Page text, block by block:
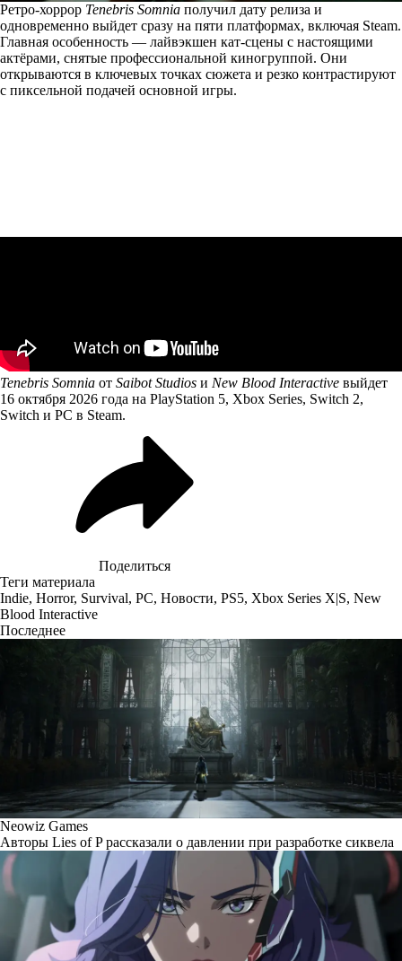
Ретро-хоррор Tenebris Somnia получил дату релиза и
одновременно выйдет сразу на пяти платформах, включая Steam.
Главная особенность — лайвэкшен кат-сцены с настоящими
актёрами, снятые профессиональной киногруппой. Они
открываются в ключевых точках сюжета и резко контрастируют
с пиксельной подачей основной игры.
Tenebris Somnia от Saibot Studios и New Blood Interactive выйдет
16 октября 2026 года на PlayStation 5, Xbox Series, Switch 2,
Switch и PC в Steam.
Поделиться
Теги материала
Indie, Horror, Survival, PC, Новости, PS5, Xbox Series X|S, New
Blood Interactive
Последнее
Neowiz Games
Авторы Lies of P рассказали о давлении при разработке сиквела